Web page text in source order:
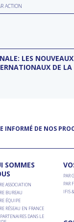
ACTION
LES NOUVEAUX
DE LA
INFORMÉ DE NOS
SOMMES
ASSOCIATION
BUREAU
ÉQUIPE
RÉSEAU EN FRANCE
DANS LE
PAR
PAR
IFIS